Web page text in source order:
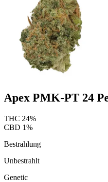
Apex PMK-PT 24
THC 24%
CBD 1%
Bestrahlung
Unbestrahlt
Genetic